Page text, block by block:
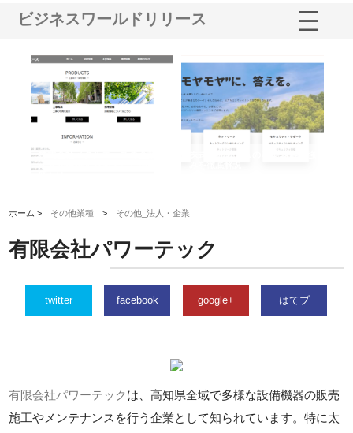
ビジネスワールドリリース
イトが提供する充実した情報内
株式会社ＣＳＡの事業内容と強
ホーム > その他業種 > その他_法人・企業
有限会社パワーテック
twitter facebook google+ はてブ
有限会社パワーテック は、高知県全域で多様な設備機器の販売
施工やメンテナンスを行う企業として知られています。特に太